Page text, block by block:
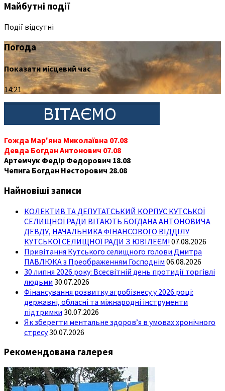
Майбутні події
Події відсутні
Погода
Показати місцевий час
14:21
Гожда Мар'яна Миколаївна 07.08
Девда Богдан Антонович 07.08
Артемчук Федір Федорович 18.08
Чепига Богдан Несторович 28.08
Найновіші записи
КОЛЕКТИВ ТА ДЕПУТАТСЬКИЙ КОРПУС КУТСЬКОЇ
СЕЛИЩНОЇ РАДИ ВІТАЮТЬ БОГДАНА АНТОНОВИЧА
ДЕВДУ, НАЧАЛЬНИКА ФІНАНСОВОГО ВІДДІЛУ
КУТСЬКОЇ СЕЛИЩНОЇ РАДИ З ЮВІЛЕЄМ! 07.08.2026
Привітання Кутського селищного голови Дмитра
ПАВЛЮКА з Преображенням Господнім 06.08.2026
30 липня 2026 року: Всесвітній день протидії торгівлі
людьми 30.07.2026
Фінансування розвитку агробізнесу у 2026 році:
державні, обласні та міжнародні інструменти
підтримки 30.07.2026
Як зберегти ментальне здоров’я в умовах хронічного
стресу30.07.2026
Рекомендована галерея